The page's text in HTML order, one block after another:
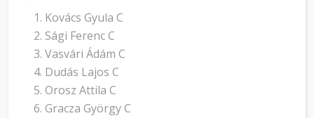
Kovács Gyula C
Sági Ferenc C
Vasvári Ádám C
Dudás Lajos C
Orosz Attila C
Gracza György C